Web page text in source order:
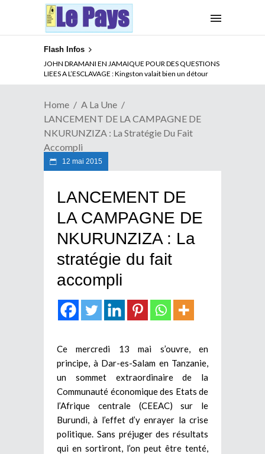
Flash Infos
JOHN DRAMANI EN JAMAIQUE POUR DES QUESTIONS
LIEES A L’ESCLAVAGE : Kingston valait bien un détour
ABSENCE PROLONGEE DE PAUL BIYA DU CAMEROUN :
Qui pilote le Cameroun ?
Home
A La Une
LANCEMENT DE LA CAMPAGNE DE
NKURUNZIZA : La Stratégie Du Fait
Accompli
12 mai 2015
LANCEMENT DE
LA CAMPAGNE DE
NKURUNZIZA : La
stratégie du fait
accompli
Ce mercredi 13 mai s’ouvre, en
principe, à Dar-es-Salam en Tanzanie,
un sommet extraordinaire de la
Communauté économique des Etats de
l’Afrique centrale (CEEAC) sur le
Burundi, à l’effet d’y enrayer la crise
politique. Sans préjuger des résultats
qui en sortiront, l’on peut être tenté,